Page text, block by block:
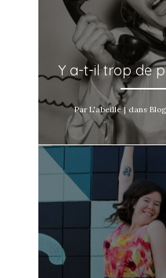
Y a-t-il trop de
Par L'abeille | dans